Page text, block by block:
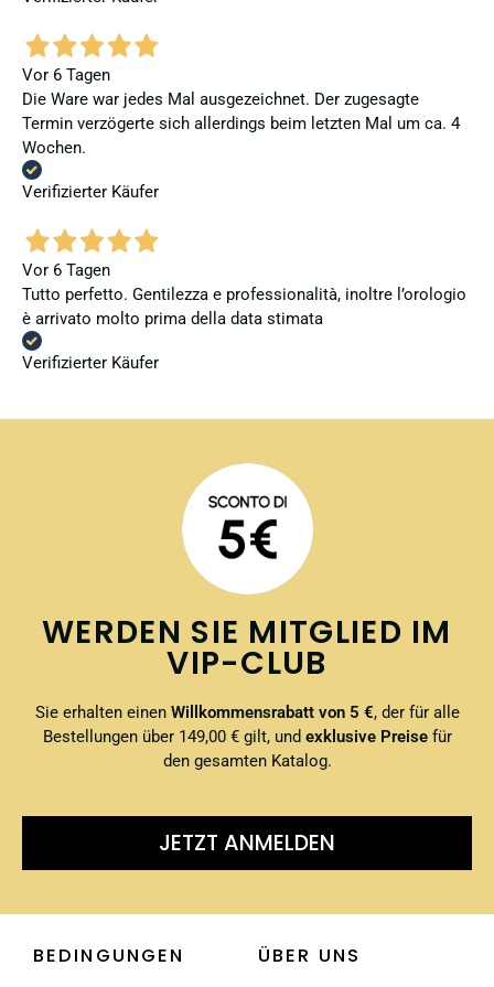
Vor 6 Tagen
Die Ware war jedes Mal ausgezeichnet. Der zugesagte
Termin verzögerte sich allerdings beim letzten Mal um ca. 4
Wochen.
Verifizierter Käufer
Vor 6 Tagen
Tutto perfetto. Gentilezza e professionalità, inoltre l’orologio
è arrivato molto prima della data stimata
Verifizierter Käufer
WERDEN SIE MITGLIED IM
VIP-CLUB
Sie erhalten einenWillkommensrabatt von 5 €, der für alle
Bestellungen über 149,00 € gilt, und exklusive Preisefür
den gesamten Katalog.
JETZT ANMELDEN
BEDINGUNGEN ÜBER UNS